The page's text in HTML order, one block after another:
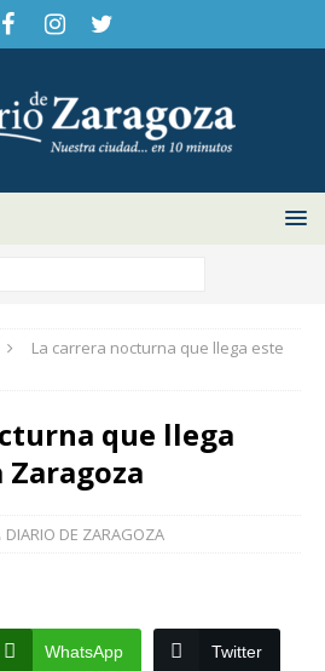
La carrera nocturna que llega este
que llega
Zaragoza
DIARIO DE ZARAGOZA
WhatsApp Twitter